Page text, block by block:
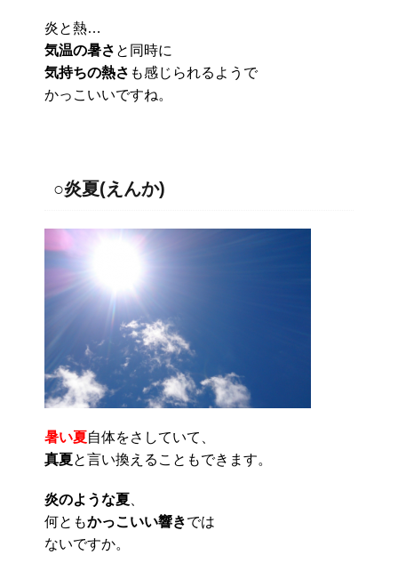
炎と熱…
気温の暑さ と同時に
気持ちの熱さ も感じられるようで
かっこいいですね。
○炎夏(えんか)
暑い夏自体をさしていて、
真夏と言い換えることもできます。
炎のような夏
何ともかっこいい響きでは
ないですか。